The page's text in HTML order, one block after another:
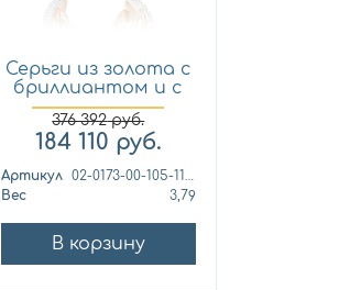
Серьги из золота с
бриллиантом и с
са...
376 392руб.
184 110 руб.
Артикул
Вес
3,79
В корзину